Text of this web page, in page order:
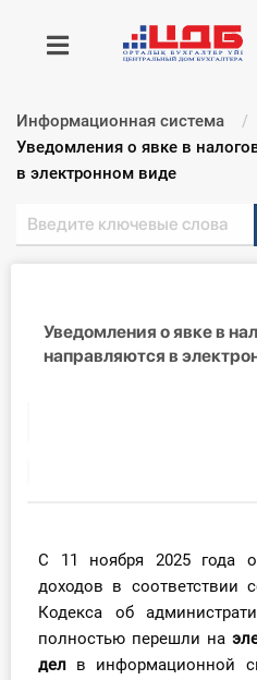
Получить консультацию
Главная ИС
Консультации
Вебинары
Справочник бухгалтера
Информационная система
Текущий:
Уведомления о явке в
в электронном виде
Уведомления о явке в
направляются в
С 11 ноября 2025 года
доходов в соответствии
Кодекса об
полностью перешли на
дел в информационной